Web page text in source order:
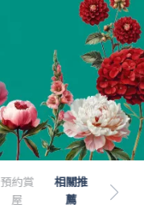
預約賞
屋
相關推
薦